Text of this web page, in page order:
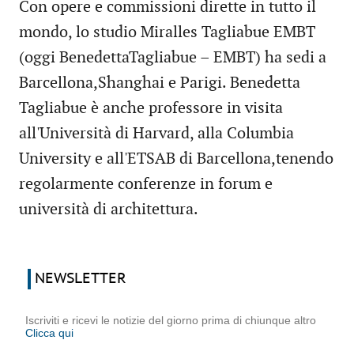
Con opere e commissioni dirette in tutto il
mondo, lo studio Miralles Tagliabue EMBT
(oggi BenedettaTagliabue – EMBT) ha sedi a
Barcellona,​​Shanghai e Parigi. Benedetta
Tagliabue è anche professore in visita
all'Università di Harvard, alla Columbia
University e all'ETSAB di Barcellona,​​tenendo
regolarmente conferenze in forum e
università di architettura.
NEWSLETTER
Iscriviti e ricevi le notizie del giorno prima di chiunque altro
Clicca qui